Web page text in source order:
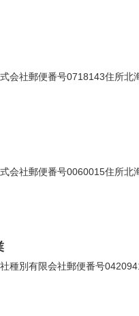
会社郵便番号0718143住所
会社郵便番号0060015住所
種別有限会社郵便番号